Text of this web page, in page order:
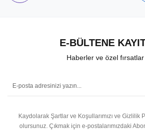
E-BÜLTENE
Haberler ve özel
Kaydolarak Şartlar ve Koşullarımızı ve Gizlilik
olursunuz. Çıkmak için e-postalarımızdaki